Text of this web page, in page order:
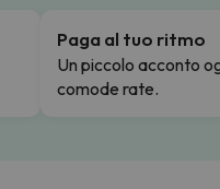
Paga al tuo ritmo
Un piccolo acconto
comode rate.